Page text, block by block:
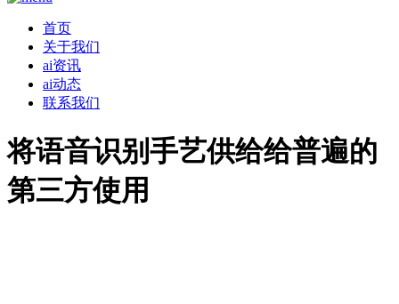
首页
关于我们
ai资讯
ai动态
联系我们
将语音识别手艺供给给普遍的
第三方使用